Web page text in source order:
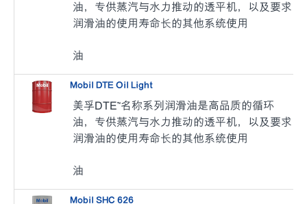
油，专供蒸汽与水力推动的透平机，以及要求
润滑油的使用寿命长的其他系统使用
油
Mobil DTE Oil Light
美孚DTE™名称系列润滑油是高品质的循环
油，专供蒸汽与水力推动的透平机，以及要求
润滑油的使用寿命长的其他系统使用
油
Mobil SHC 626